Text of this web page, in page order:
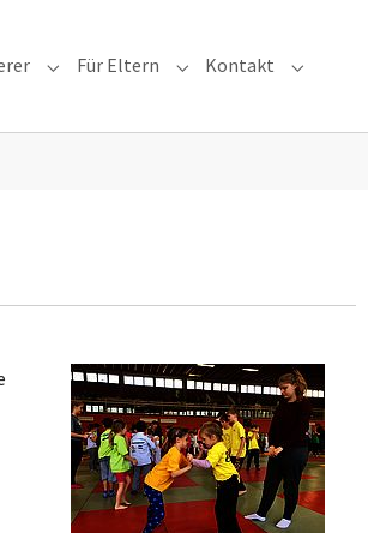
for "Sport"
Submenu for "Förderer"
Für Eltern Submenu for "Für
Kontakt